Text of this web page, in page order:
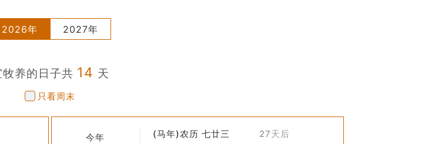
成为可以饲养的家畜，这既是对资源的开发，也反映了人类与自然的关系。
吉凶宜忌。比如，有的日子被认为适合放牧、喂食或繁殖，而有的日子则不适合进
暖措施，在夏季注意防暑降温，这些都是为了保证动物健康生长。
防工作。古人认为某些天文现象会影响动物的健康状况。
2026年 2027年
牧养的日子共 14 天
只看周末
今年 (马年)农历 七廿三 27天后